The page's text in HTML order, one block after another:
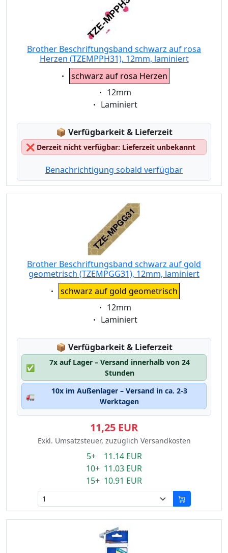
Brother Beschriftungsband schwarz auf rosa
Herzen (TZEMPPH31), 12mm, laminiert
Eigenschaft:
schwarz auf rosa Herzen
Eigenschaft:
12mm
Eigenschaft:
Laminiert
📦 Lagerstatus:
Verfügbarkeit & Lieferzeit
❌ Derzeit nicht verfügbar: Lieferzeit unbekannt
Benachrichtigung sobald verfügbar
Brother Beschriftungsband schwarz auf gold
geometrisch (TZEMPGG31), 12mm, laminiert
Eigenschaft:
schwarz auf gold geometrisch
Eigenschaft:
12mm
Eigenschaft:
Laminiert
📦 Lagerstatus:
Verfügbarkeit & Lieferzeit
✅
7x auf Lager – Versand innerhalb von 24
Stunden
🚛
10x im Außenlager – Versand in ca. 2-3
Werktagen
11,25 EUR
Exkl. Umsatzsteuer, zuzüglich Versandkosten
5+ 11.14 EUR
10+ 11.03 EUR
15+ 10.91 EUR